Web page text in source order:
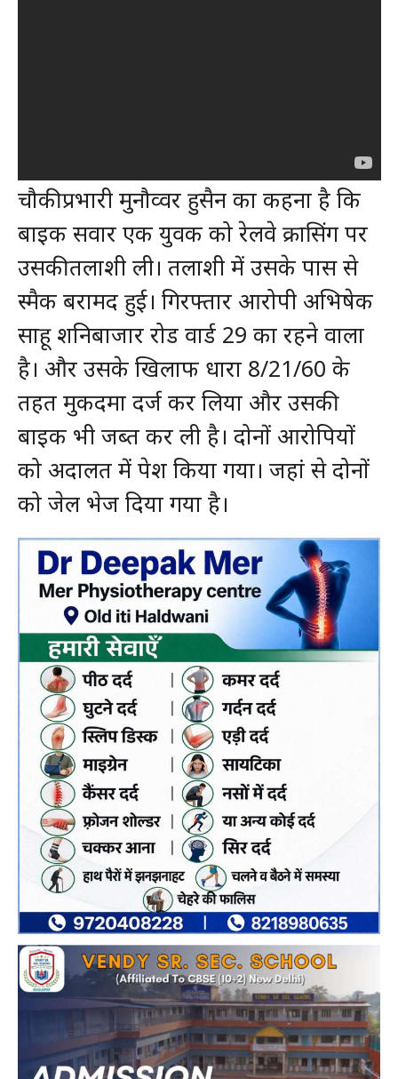
चौकी प्रभारी मुनौव्वर हुसैन का कहना है कि
बाइक सवार एक युवक को रेलवे क्रासिंग पर
उसकी तलाशी ली। तलाशी में उसके पास से
स्मैक बरामद हुई। गिरफ्तार आरोपी अभिषेक
साहू शनिबाजार रोड वार्ड 29 का रहने वाला
है। और उसके खिलाफ धारा 8/21/60 के
तहत मुकदमा दर्ज कर लिया और उसकी
बाइक भी जब्त कर ली है। दोनों आरोपियों
को अदालत में पेश किया गया। जहां से दोनों
को जेल भेज दिया गया है।